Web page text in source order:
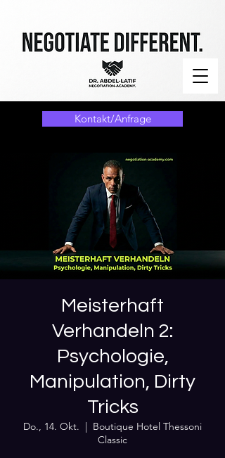
Kontakt/Anfrage
Meisterhaft
Verhandeln 2:
Psychologie,
Manipulation, Dirty
Tricks
Do., 14. Okt.
  |
Boutique Hotel Thessoni
Classic